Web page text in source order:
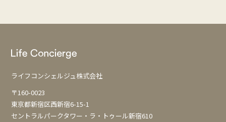
ゲ
シ
ョ
ライフコンシェルジュ株式会社
〒160-0023
東京都新宿区西新宿6-15-1
セントラルパークタワー・ラ・トゥール新宿610